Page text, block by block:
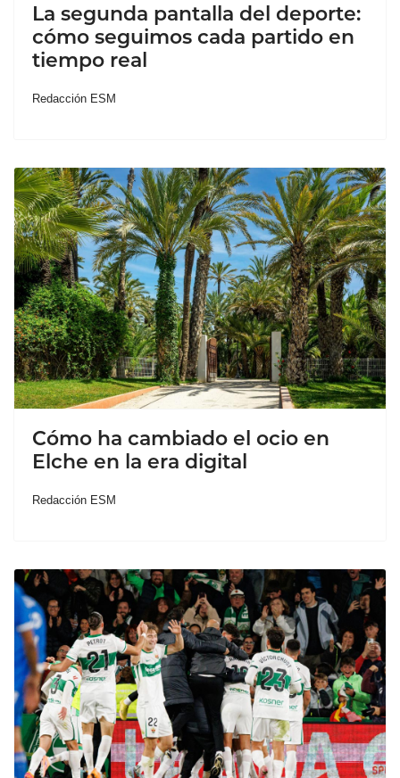
La segunda pantalla del deporte:
cómo seguimos cada partido en
tiempo real
Redacción ESM
Cómo ha cambiado el ocio en
Elche en la era digital
Redacción ESM